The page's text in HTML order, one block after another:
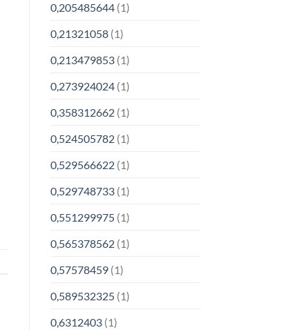
0,205485644(1)
0,21321058(1)
0,213479853(1)
0,273924024(1)
0,358312662(1)
0,524505782(1)
0,529566622(1)
0,529748733(1)
0,551299975(1)
0,565378562(1)
0,57578459(1)
0,589532325(1)
0,6312403(1)